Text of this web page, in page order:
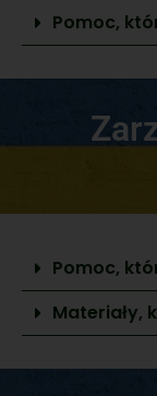
Pomoc,
Pomoc,
Materiały,